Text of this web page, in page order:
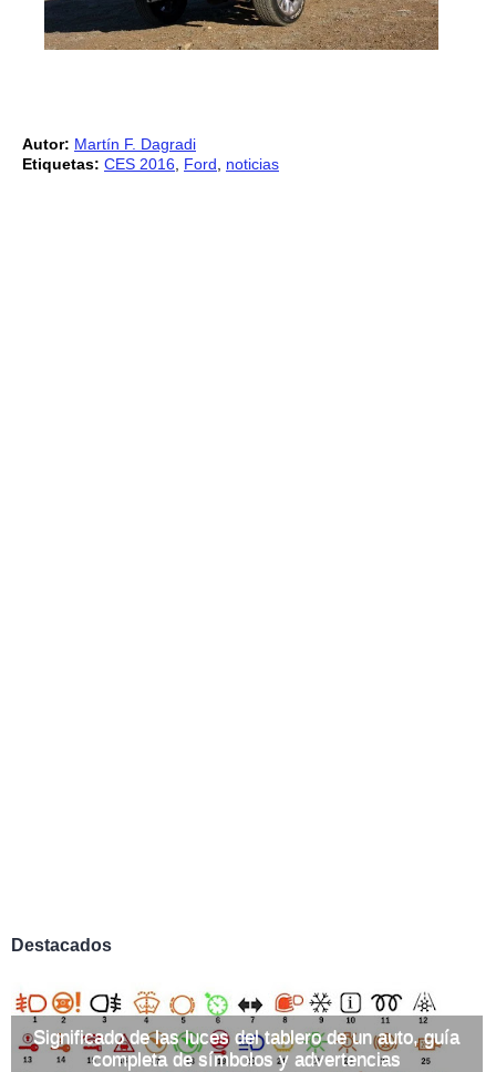
Autor: Martín F. Dagradi
Etiquetas: CES 2016 Ford noticias
Destacados
Significado de las luces del tablero de un auto, guía
completa de símbolos y advertencias